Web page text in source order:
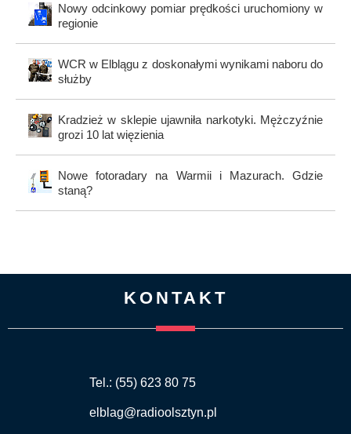
Nowy odcinkowy pomiar prędkości uruchomiony w
regionie
WCR w Elblągu z doskonałymi wynikami naboru do
służby
Kradzież w sklepie ujawniła narkotyki. Mężczyźnie
grozi 10 lat więzienia
Nowe fotoradary na Warmii i Mazurach. Gdzie
staną?
KONTAKT
Tel.: (55) 623 80 75
elblag@radioolsztyn.pl